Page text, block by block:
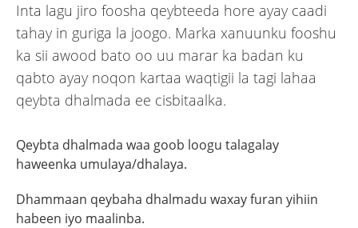
Inta lagu jiro foosha qeybteeda hore ayay caadi
tahay in guriga la joogo. Marka xanuunku fooshu
ka sii awood bato oo uu marar ka badan ku
qabto ayay noqon kartaa waqtigii la tagi lahaa
qeybta dhalmada ee cisbitaalka.
Qeybta dhalmada waa goob loogu talagalay
haweenka umulaya/dhalaya.
Dhammaan qeybaha dhalmadu waxay furan yihiin
habeen iyo maalinba.